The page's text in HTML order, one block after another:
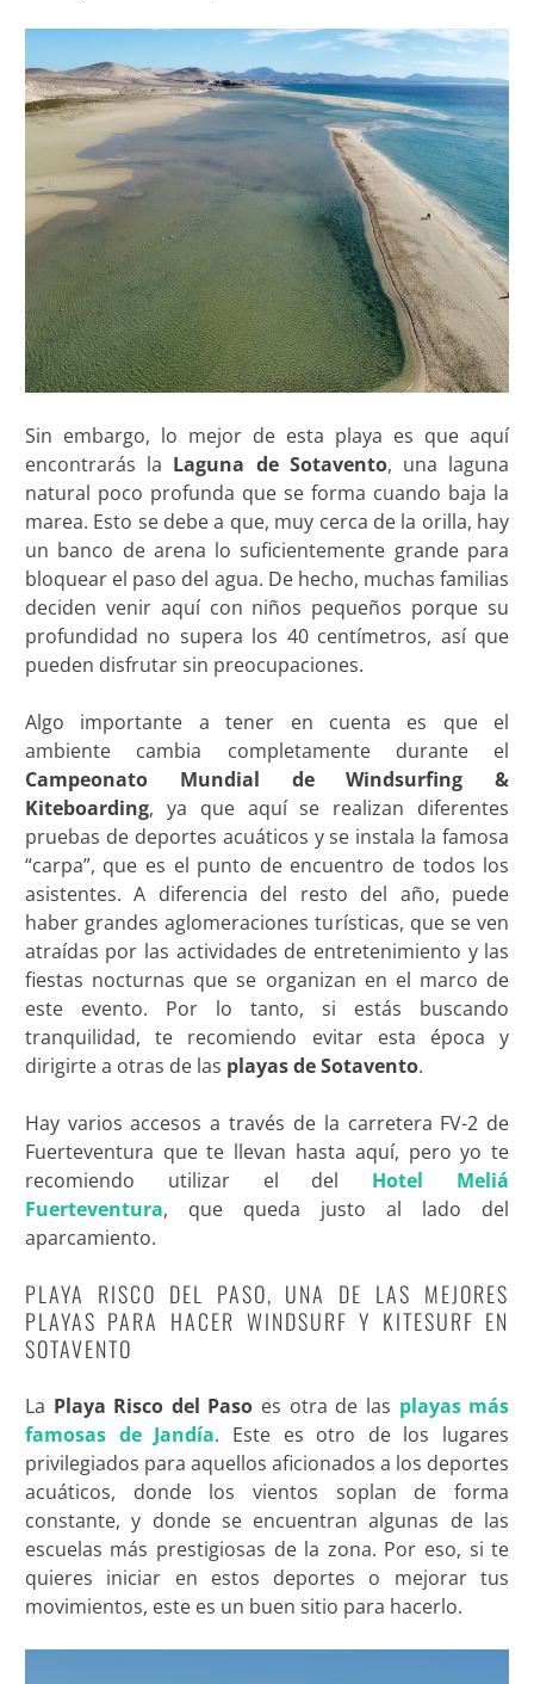
Sin embargo, lo mejor de esta playa es que aquí
encontrarás la Laguna de Sotavento, una laguna
natural poco profunda que se forma cuando baja la
marea. Esto se debe a que, muy cerca de la orilla, hay
un banco de arena lo suficientemente grande para
bloquear el paso del agua. De hecho, muchas familias
deciden venir aquí con niños pequeños porque su
profundidad no supera los 40 centímetros, así que
pueden disfrutar sin preocupaciones.
Algo importante a tener en cuenta es que el
ambiente cambia completamente durante el
Campeonato Mundial de Windsurfing &
Kiteboarding, ya que aquí se realizan diferentes
pruebas de deportes acuáticos y se instala la famosa
“carpa”, que es el punto de encuentro de todos los
asistentes. A diferencia del resto del año, puede
haber grandes aglomeraciones turísticas, que se ven
atraídas por las actividades de entretenimiento y las
fiestas nocturnas que se organizan en el marco de
este evento. Por lo tanto, si estás buscando
tranquilidad, te recomiendo evitar esta época y
dirigirte a otras de las playas de Sotavento.
Hay varios accesos a través de la carretera FV-2 de
Fuerteventura que te llevan hasta aquí, pero yo te
recomiendo utilizar el del Hotel Meliá
Fuerteventura, que queda justo al lado del
aparcamiento.
PLAYA RISCO DEL PASO, UNA DE LAS MEJORES
PLAYAS PARA HACER WINDSURF Y KITESURF EN
SOTAVENTO
La Playa Risco del Paso es otra de las playas más
famosas de Jandía. Este es otro de los lugares
privilegiados para aquellos aficionados a los deportes
acuáticos, donde los vientos soplan de forma
constante, y donde se encuentran algunas de las
escuelas más prestigiosas de la zona. Por eso, si te
quieres iniciar en estos deportes o mejorar tus
movimientos, este es un buen sitio para hacerlo.